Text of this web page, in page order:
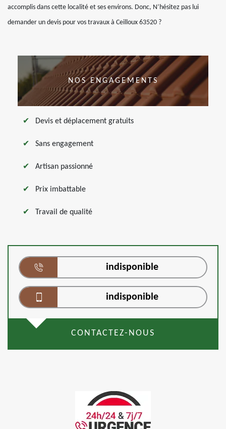
accomplis dans cette localité et ses environs. Donc, N’hésitez pas lui
demander un devis pour vos travaux à Ceilloux 63520 ?
NOS ENGAGEMENTS
Devis et déplacement gratuits
Sans engagement
Artisan passionné
Prix imbattable
Travail de qualité
indisponible
indisponible
CONTACTEZ-NOUS